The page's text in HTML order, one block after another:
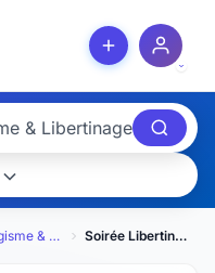
Echangisme & Libertinage Soirée Libertine nuits d'échange, pas d'hommes seul